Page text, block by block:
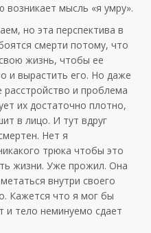
возникает мысль «я умру».
но эта перспектива в
смерти потому, что
жизнь, чтобы ее
и вырастить его. Но даже
и проблема
их достаточно плотно,
в лицо. И тут вдруг
Нет я
трюка чтобы это
жизни. Уже прожил. Она
внутри своего
Кажется что я мог бы
и тело неминуемо сдает